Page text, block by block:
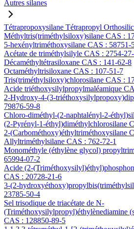
Autres silanes
Tétrapropoxysilane Tétrapropyl
Méthyltris(triméthylsiloxy)silane CAS :
5-hexényltriméthoxysilane CAS : 58751-
Acétate de triméthylsilyle CAS : 2754-
Décaméthyltétrasiloxane CAS : 141-62-8
Octaméthyltrisiloxane CAS : 107-51-7
Tris(triméthylsiloxy)chlorosilane CAS :
Acide triéthoxysilylpropylmaléamique
2-Hydroxy-4-(3-
79876-59-8
Chloro-diméthyl-(2-naphtalényl-2-
(2-Pyrényl-1-éthyl)diméthylchlorosilane
2-(Carbométhoxy)éthyltriméthoxysilane
Allyltriméthylsilane CAS : 762-72-1
Monométhyle (éthylène glycol)
65994-07-2
Acide (2-
CAS : 20728-21-6
3-(2-
23785-50-4
Sel trisodique de triacétate de N-
(Triméthoxysilylpropyl)éthylènediamine
CAS : 128850-89-5